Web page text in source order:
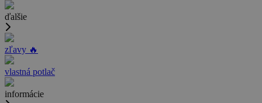
ďalšie
zľavy 🔥
vlastná potlač
informácie